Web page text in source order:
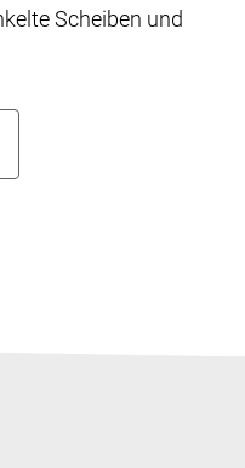
Scheiben und